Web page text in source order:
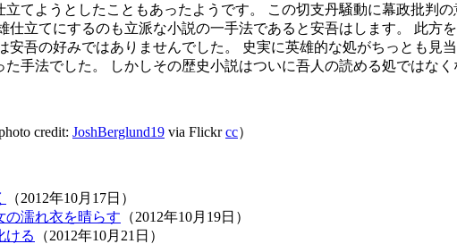
てようとしたこともあったようです。 この切支丹騒動に幕政批判
仕立てにするのも立派な小説の一手法であると安吾はします。 此方
安吾の好みではありませんでした。 史実に英雄的な処がちっとも見
手法でした。 しかしその歴史小説はついに吾人の読める処ではなく
photo credit: JoshBerglund19 via Flickrcc）
（2012年10月17日）
の濡れ衣を晴らす （2012年10月19日）
ける
（2012年10月21日）